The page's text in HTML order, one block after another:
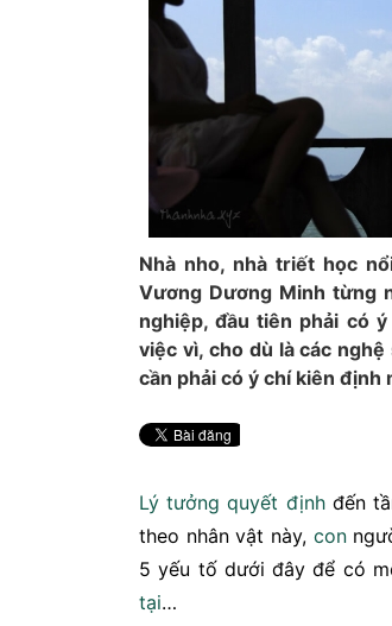
Nhà nho, nhà triết học
Vương Dương Minh từng
nghiệp, đầu tiên phải có
việc vì, cho dù là các
cần phải có ý chí kiên định
Lý tưởng quyết địnhđến
theo nhân vật này, con
5 yếu tố dưới đây để có
tại…